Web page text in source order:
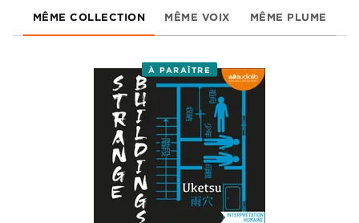
MÊME COLLECTION MÊME VOIX MÊME PLUME
À PARAÎTRE